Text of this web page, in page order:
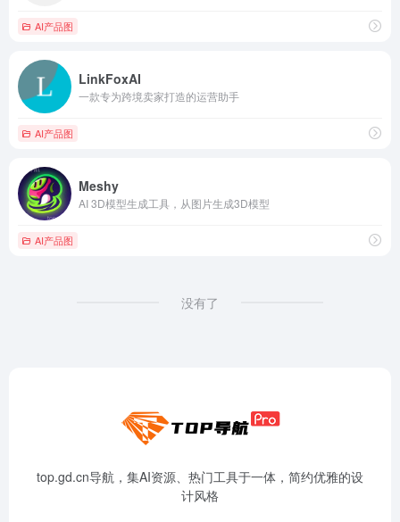
AI产品图
LinkFoxAI
一款专为跨境卖家打造的运营助手
AI产品图
Meshy
AI 3D模型生成工具，从图片生成3D模型
AI产品图
没有了
top.gd.cn导航，集AI资源、热门工具于一体，简约优雅的设
计风格